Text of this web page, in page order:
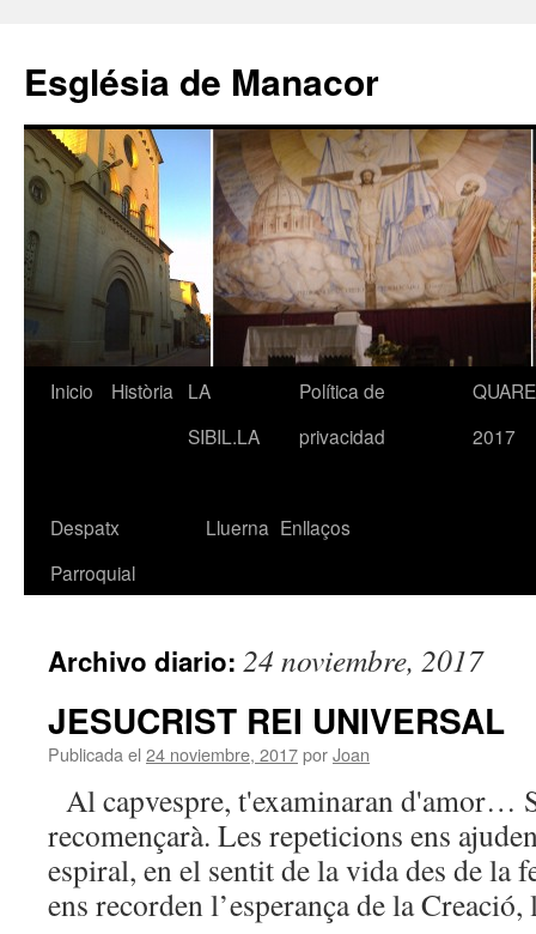
contenido
Església de Manacor
Inicio Història
LA
SIBIL.LA
Política de
privacidad
2017
Despatx
Parroquial
Lluerna Enllaços
Archivo diario: 24 noviembre, 2017
JESUCRIST REI UNIVERSAL
Publicada el 24 noviembre, 2017porJoan
Al capvespre, t'examinaran d'amor…
recomençarà. Les repeticions ens
espiral, en el sentit de la vida des de la
ens recorden l’esperança de la